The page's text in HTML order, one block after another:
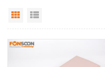
Vue Grille